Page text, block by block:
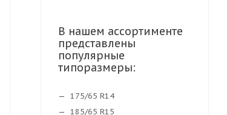
225/50 R17 94V
₽
Ingens EV
В нашем ассортименте
представлены
популярные
типоразмеры:
175/65 R14
185/65 R15